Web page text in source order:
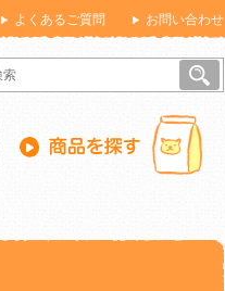
よくあるご質問 お問い合わせ